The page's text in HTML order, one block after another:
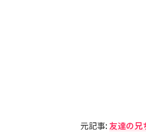
元記事:友達の兄